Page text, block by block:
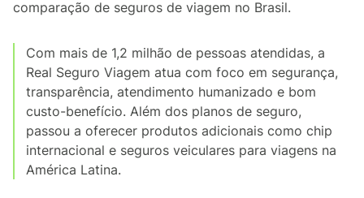
comparação de seguros de viagem no Brasil.
Com mais de 1,2 milhão de pessoas atendidas, a
Real Seguro Viagem atua com foco em segurança,
transparência, atendimento humanizado e bom
custo-benefício. Além dos planos de seguro,
passou a oferecer produtos adicionais como chip
internacional e seguros veiculares para viagens na
América Latina.